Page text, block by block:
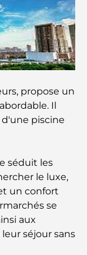
un guide
vision pour la
la
chères qui
destination
propose un
Il
piscine
séduit les
le luxe,
un confort
se
aux
séjour sans